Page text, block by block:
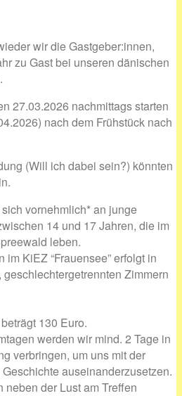
wir die Gastgeber:innen,
zu Gast bei unseren dänischen
27.03.2026 nachmittags starten
nach dem Frühstück nach
(Will ich dabei sein?) könnten
vornehmlich* an junge
14 und 17 Jahren, die im
leben.
KiEZ “Frauensee” erfolgt in
Zimmern
130 Euro.
werden wir mind. 2 Tage in
verbringen, um uns mit der
auseinanderzusetzen.
neben der Lust am Treffen